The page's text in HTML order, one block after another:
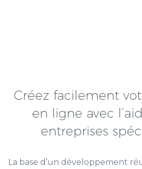
Créez facilement
en ligne avec
entreprises
La base d’un développement